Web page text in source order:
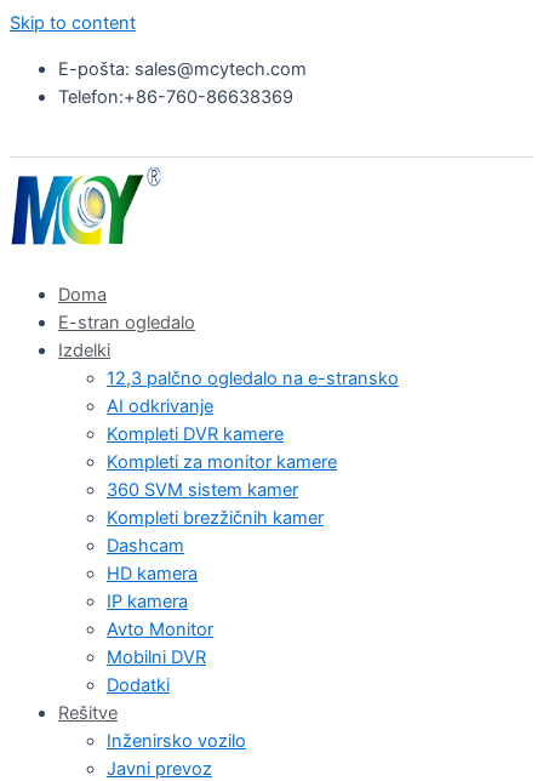
Skip to content
E-pošta: sales@mcytech.com
Telefon:+86-760-86638369
Doma
E-stran ogledalo
Izdelki
12,3 palčno ogledalo na e-stransko
AI odkrivanje
Kompleti DVR kamere
Kompleti za monitor kamere
360 SVM sistem kamer
Kompleti brezžičnih kamer
Dashcam
HD kamera
IP kamera
Avto Monitor
Mobilni DVR
Dodatki
Rešitve
Inženirsko vozilo
Javni prevoz